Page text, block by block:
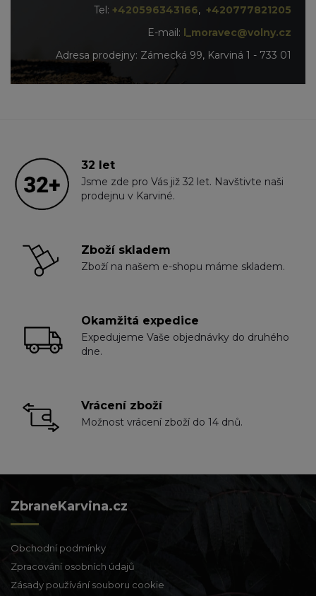
Tel: +420596343166, +420777821205
E-mail: l_moravec@volny.cz
Adresa prodejny: Zámecká 99, Karviná 1 - 733 01
32 let
Jsme zde pro Vás již 32 let. Navštivte naši
prodejnu v Karviné.
Zboží skladem
Zboží na našem e-shopu máme skladem.
Okamžitá expedice
Expedujeme Vaše objednávky do druhého
dne.
Vrácení zboží
Možnost vrácení zboží do 14 dnů.
ZbraneKarvina.cz
Obchodní podmínky
Zpracování osobních údajů
Zásady používání souboru cookie